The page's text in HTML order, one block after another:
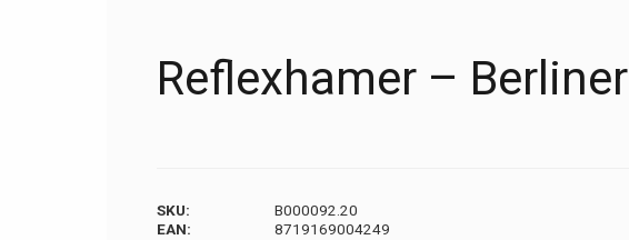
Reflexhamer – Berliner
SKU:
B000092.20
EAN:
8719169004249